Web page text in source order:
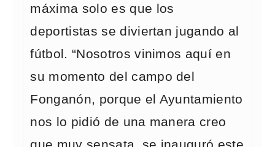
máxima solo es que los
deportistas se diviertan jugando al
fútbol. “Nosotros vinimos aquí en
su momento del campo del
Fonganón, porque el Ayuntamiento
nos lo pidió de una manera creo